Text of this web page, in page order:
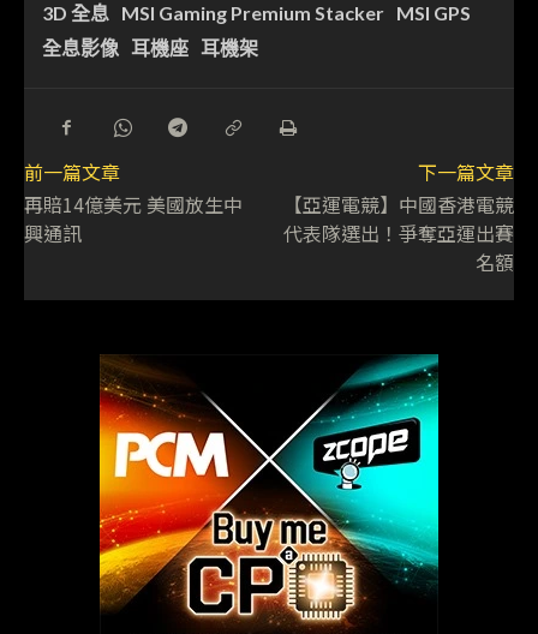
3D 全息 MSI Gaming Premium Stacker MSI GPS
全息影像 耳機座 耳機架
前一篇文章
再賠14億美元 美國放生中
興通訊
下一篇文章
【亞運電競】中國香港電競
代表隊選出！爭奪亞運出賽
名額